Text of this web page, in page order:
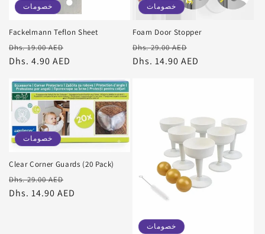
خصومات
Fackelmann Teflon Sheet
سعر
عادي
Dhs. 19.00 AED
Dhs. 4.90 AED
خصومات
Foam Door Stopper
سعر
عادي
Dhs. 29.00 AED
البيعDhs. 14.90 AED
خصومات
Clear Corner Guards (20 Pack)
سعر
عادي
Dhs. 29.00 AED
البيعDhs. 14.90 AED
خصومات